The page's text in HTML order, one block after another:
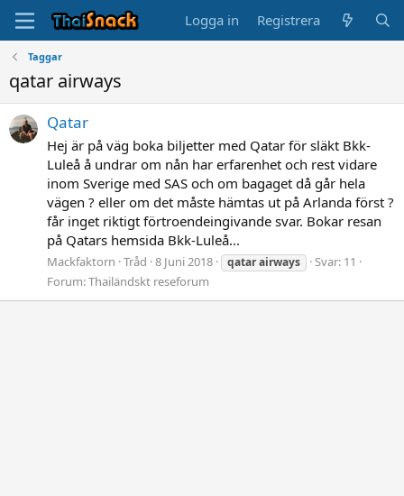
Logga in Registrera
Taggar
qatar airways
Qatar
Hej är på väg boka biljetter med Qatar för släkt Bkk-
Luleå å undrar om nån har erfarenhet och rest vidare
inom Sverige med SAS och om bagaget då går hela
vägen ? eller om det måste hämtas ut på Arlanda först ?
får inget riktigt förtroendeingivande svar. Bokar resan
på Qatars hemsida Bkk-Luleå...
Mackfaktorn Tråd 8 Juni 2018 qatarairways
Svar: 11
Forum:Thailändskt reseforum